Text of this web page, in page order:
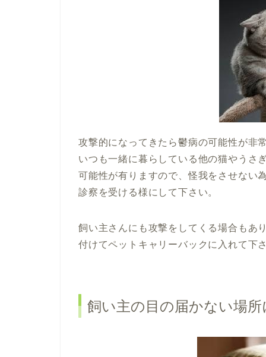
攻撃的になってきたら鬱病の可能性が非
いつも一緒に暮らしている他の猫やうさ
可能性が有りますので、怪我をさせない
診察を受ける様にして下さい。
飼い主さんにも攻撃をしてくる場合もあ
付けてペットキャリーバックに入れて下
飼い主の目の届かない場